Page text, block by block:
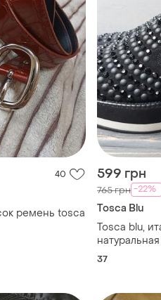
40
ремень tosca
599 грн
765 грн -22%
Tosca Blu
Tosca blu,
черный цвет,
37